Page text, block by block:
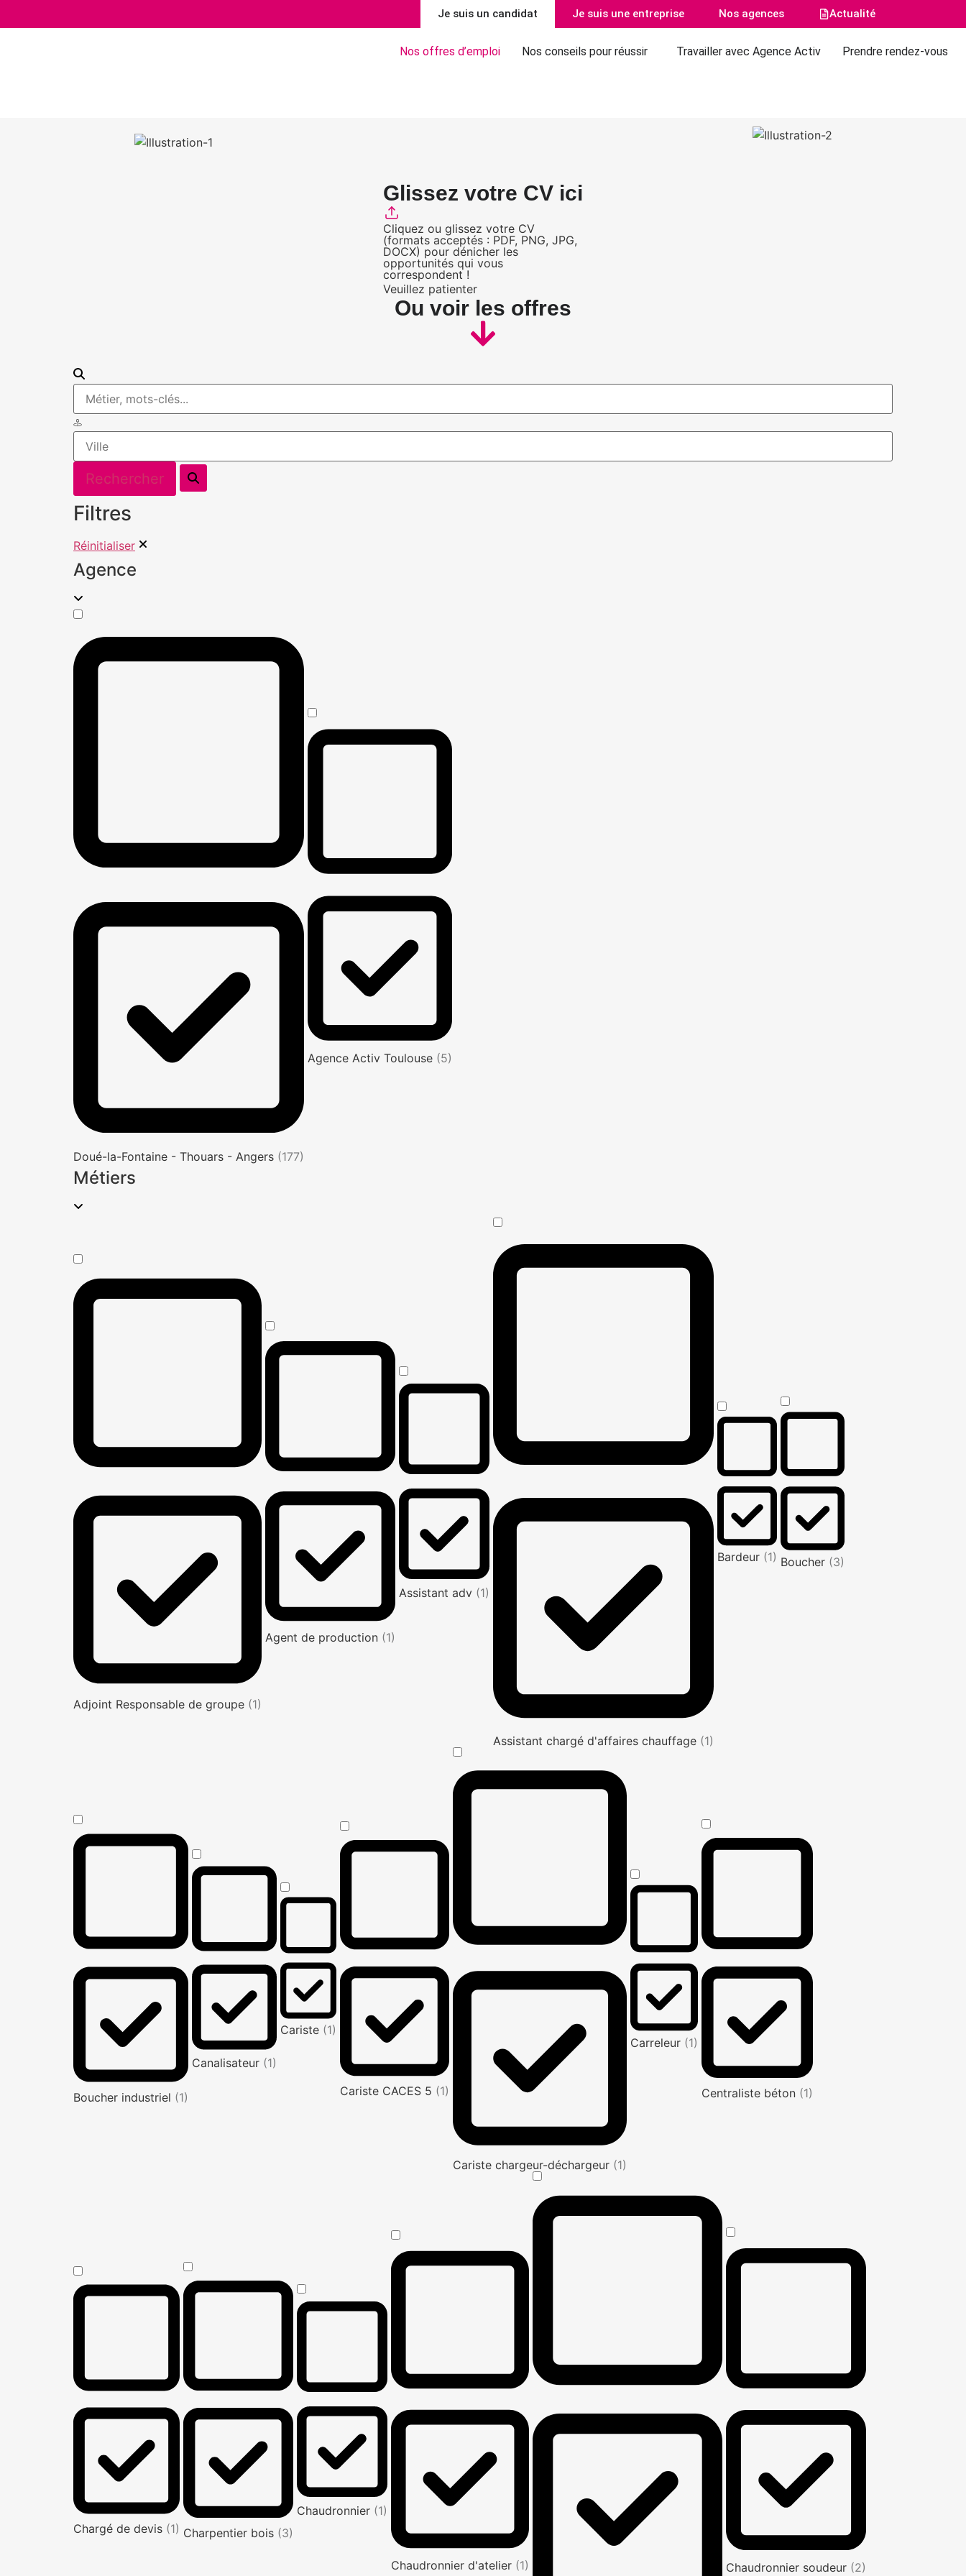
Je suis un candidat Je suis une entreprise Nos agences Actualité
Nos offres d’emploi Nos conseils pour réussir Travailler avec Agence Activ Prendre rendez-vous
Glissez votre CV ici
Cliquez ou glissez votre CV
(formats acceptés : PDF, PNG, JPG,
DOCX) pour dénicher les
opportunités qui vous
correspondent !
Veuillez patienter
Ou voir les offres
Filtres
Réinitialiser
Agence
Doué-la-Fontaine - Thouars - Angers (177)
Agence Activ Toulouse (5)
Métiers
Adjoint Responsable de groupe (1)
Agent de production (1)
Assistant adv (1)
Assistant chargé d'affaires chauffage (1)
Bardeur (1) Boucher (3)
Boucher industriel (1)
Canalisateur (1)
Cariste (1)
Cariste CACES 5 (1)
Cariste chargeur-déchargeur (1)
Carreleur (1)
Centraliste béton (1)
Chargé de devis (1) Charpentier bois (3)
Chaudronnier (1)
Chaudronnier d'atelier (1) Chaudronnier soudeur (2)